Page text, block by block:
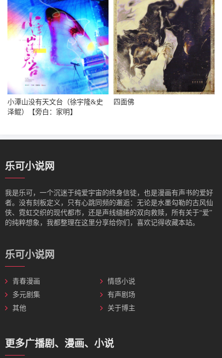
小潭山没有天文台（徐宇隆&史
泽鲲）【旁白：家明】
四面佛
乐可小说网
我是‌乐可，一个沉迷于纯爱宇宙的终身信徒，也是漫画有声书的爱好
者。没有刻板定义，只有心跳同频的邂逅：无论是水墨勾勒的古风仙
侠、霓虹交织的现代都市，还是声线缱绻的双向救赎，所有关于“爱”
的纯粹想象，我都整理在这里分享给你们，喜欢记得收藏本站。
乐可小说网
青春漫画
情感小说
多元剧集
有声剧场
其他
关于博主
更多广播剧、漫画、小说